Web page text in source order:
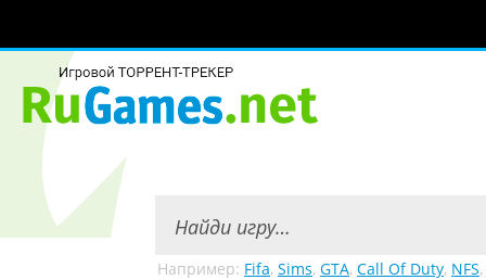
Например: Fifa, Sims, GTA, Call Of Duty, NFS,